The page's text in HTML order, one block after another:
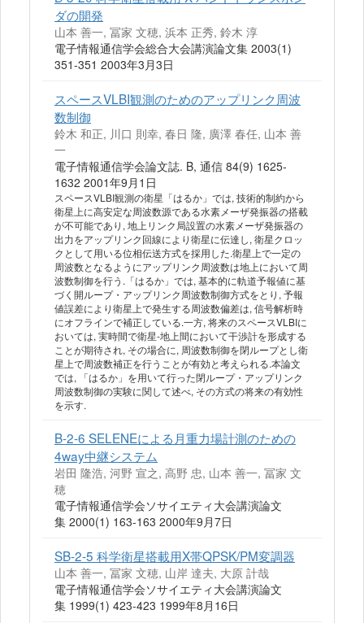
ダの開発
山本 善一, 冨家 文穂, 浜本 正秀, 鈴木 淳
電子情報通信学会総合大会講演論文集 2003(1)
351-351 2003年3月3日
スペースVLBI観測のためのアップリンク周波
数制御
鈴木 和正, 川口 則幸, 春日 隆, 廣澤 春任, 山本 善
一
電子情報通信学会論文誌. B, 通信 84(9) 1625-
1632 2001年9月1日
スペースVLBI観測の衛星「はるか」では, 技術的制約から
衛星上に高安定な周波数源である水素メーザ発振器の搭載
が不可能であり, 地上リンク局設置の水素メーザ発振器の
出力をアップリンク回線により衛星に伝達し, 衛星クロッ
クとして用いる位相伝送方式を採用した.衛星上で一定の
周波数となるようにアップリンク周波数は地上において周
波数制御を行う.「はるか」では, 基本的に軌道予報値に基
づく開ループ・アップリンク周波数制御方式をとり, 予報
値誤差により衛星上で発生する周波数偏差は, 信号解析時
にオフラインで補正している.一方, 将来のスペースVLBIに
おいては, 実時間で衛星-地上間において干渉計を形成する
ことが期待され, その場合に, 周波数制御を閉ループとし衛
星上で周波数補正を行うことが有効と考えられる.本論文
では, 「はるか」を用いて行った閉ループ・アップリンク
周波数制御の実験に関して述べ, その方式の将来の有効性
を示す.
B-2-6 SELENEによる月重力場計測のための
4way中継システム
岩田 隆浩, 河野 宣之, 高野 忠, 山本 善一, 冨家 文
穂
電子情報通信学会ソサイエティ大会講演論文
集 2000(1) 163-163 2000年9月7日
SB-2-5 科学衛星搭載用X帯QPSK/PM変調器
山本 善一, 冨家 文穂, 山岸 達夫, 大原 計哉
電子情報通信学会ソサイエティ大会講演論文
集 1999(1) 423-423 1999年8月16日